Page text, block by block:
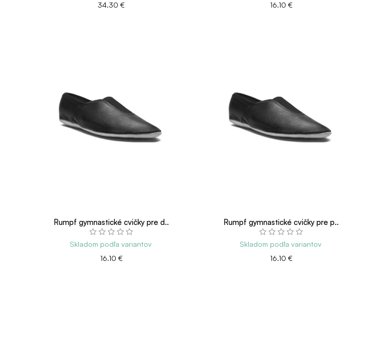
34.30 €
16.10 €
Rumpf gymnastické cvičky pre d..
Skladom podľa variantov
16.10 €
Rumpf gymnastické cvičky pre p..
Skladom podľa variantov
16.10 €